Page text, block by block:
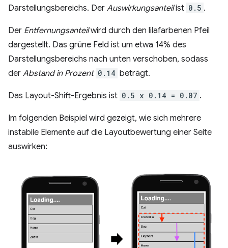
Darstellungsbereichs. Der Auswirkungsanteilist 0.5 .
Der Entfernungsanteilwird durch den lilafarbenen Pfeil
dargestellt. Das grüne Feld ist um etwa 14% des
Darstellungsbereichs nach unten verschoben, sodass
der Abstand in Prozent 0.14 beträgt.
Das Layout-Shift-Ergebnis ist 0.5 x 0.14 = 0.07 .
Im folgenden Beispiel wird gezeigt, wie sich mehrere
instabile Elemente auf die Layoutbewertung einer Seite
auswirken: